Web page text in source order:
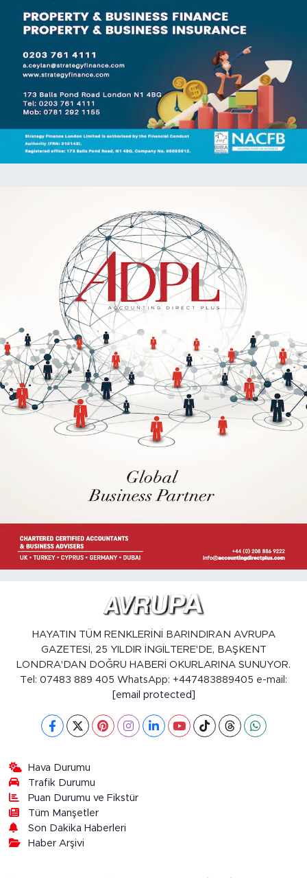
HAYATIN TÜM RENKLERİNİ BARINDIRAN AVRUPA
GAZETESİ, 25 YILDIR İNGİLTERE'DE, BAŞKENT
LONDRA'DAN DOĞRU HABERİ OKURLARINA SUNUYOR.
Tel: 07483 889 405 WhatsApp: +447483889405 e-mail:
[email protected]
Hava Durumu
Trafik Durumu
Puan Durumu ve Fikstür
Tüm Manşetler
Son Dakika Haberleri
Haber Arşivi